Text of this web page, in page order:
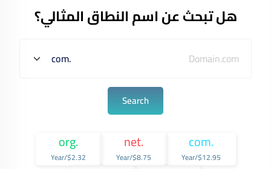
هل تبحث عن اسم النطاق المثالي؟
Search
.com
$12.95/Year
.net
$8.75/Year
.org
$2.32/Year